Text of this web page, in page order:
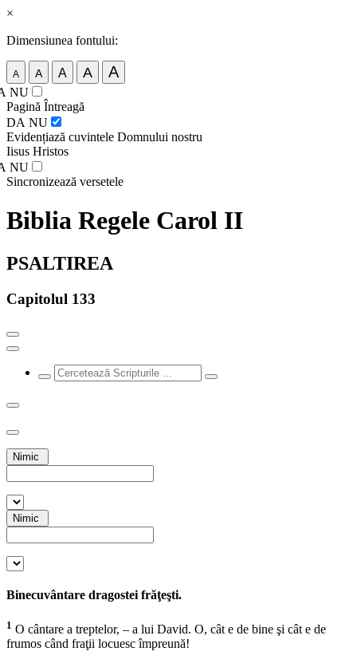
×
Dimensiunea fontului:
A A A A A
NU
Pagină Întreagă
DA NU
Evidențiază cuvintele Domnului nostru
Iisus Hristos
NU
Sincronizează versetele
Biblia Regele Carol II
PSALTIREA
Capitolul 133
Nimic
Nimic
Binecuvântare dragostei frăţeşti.
1 O cântare a treptelor, – a lui David. O, cât e de bine şi cât e de
frumos când fraţii locuesc împreună!